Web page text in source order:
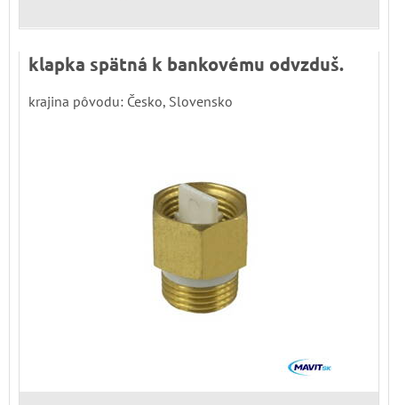
klapka spätná k bankovému odvzduš.
krajina pôvodu: Česko, Slovensko